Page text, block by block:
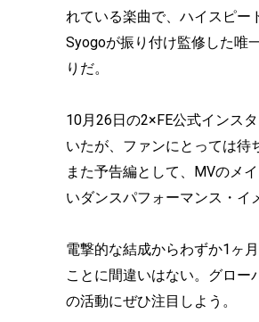
れている楽曲で、ハイスピー
Syogoが振り付け監修した唯
りだ。
10月26日の2×FE公式インス
いたが、ファンにとっては待
また予告編として、MVのメ
いダンスパフォーマンス・イ
電撃的な結成からわずか1ヶ
ことに間違いはない。グロー
の活動にぜひ注目しよう。